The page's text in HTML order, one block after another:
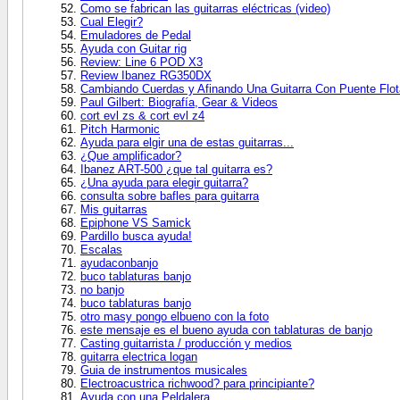
Como se fabrican las guitarras eléctricas (video)
Cual Elegir?
Emuladores de Pedal
Ayuda con Guitar rig
Review: Line 6 POD X3
Review Ibanez RG350DX
Cambiando Cuerdas y Afinando Una Guitarra Con Puente
Paul Gilbert: Biografía, Gear & Videos
cort evl zs & cort evl z4
Pitch Harmonic
Ayuda para elgir una de estas guitarras...
¿Que amplificador?
Ibanez ART-500 ¿que tal guitarra es?
¿Una ayuda para elegir guitarra?
consulta sobre bafles para guitarra
Mis guitarras
Epiphone VS Samick
Pardillo busca ayuda!
Escalas
ayudaconbanjo
buco tablaturas banjo
no banjo
buco tablaturas banjo
otro masy pongo elbueno con la foto
este mensaje es el bueno ayuda con tablaturas de banjo
Casting guitarrista / producción y medios
guitarra electrica logan
Guia de instrumentos musicales
Electroacustrica richwood? para principiante?
Ayuda con una Peldalera